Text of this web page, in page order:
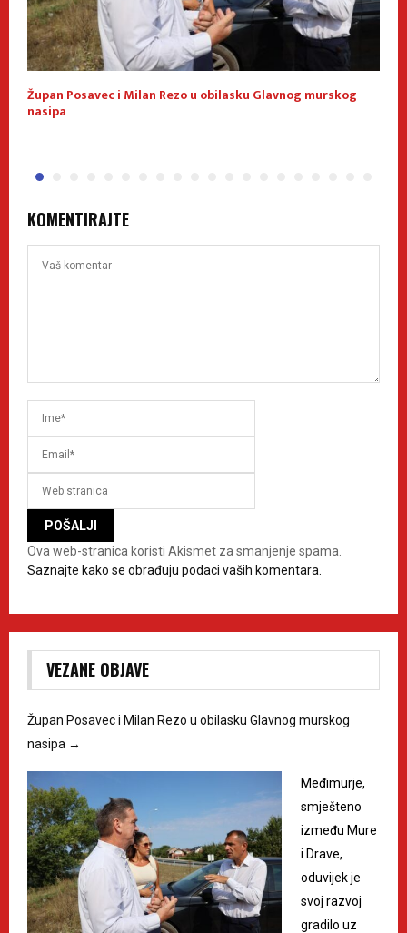
Župan Posavec i Milan Rezo u obilasku Glavnog murskog
nasipa
KOMENTIRAJTE
Ova web-stranica koristi Akismet za smanjenje spama.
Saznajte kako se obrađuju podaci vaših komentara.
VEZANE OBJAVE
Župan Posavec i Milan Rezo u obilasku Glavnog murskog
nasipa →
Međimurje,
smješteno
između Mure
i Drave,
oduvijek je
svoj razvoj
gradilo uz